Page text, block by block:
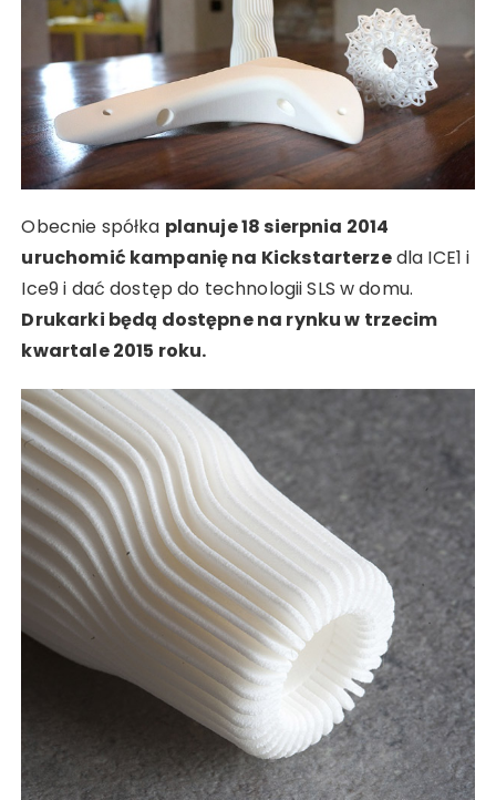
Obecnie spółka planuje 18 sierpnia 2014
uruchomić kampanię na Kickstarterzedla ICE1 i
Ice9 i dać dostęp do technologii SLS w domu.
Drukarki będą dostępne na rynku w trzecim
kwartale 2015 roku.